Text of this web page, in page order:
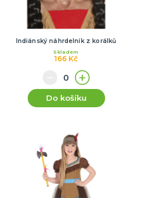
Indiánský náhrdelník z korálků
166 Kč
Skladem
Do košíku